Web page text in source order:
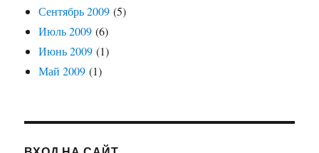
Сентябрь 2009 (5)
Июль 2009 (6)
Июнь 2009 (1)
Май 2009 (1)